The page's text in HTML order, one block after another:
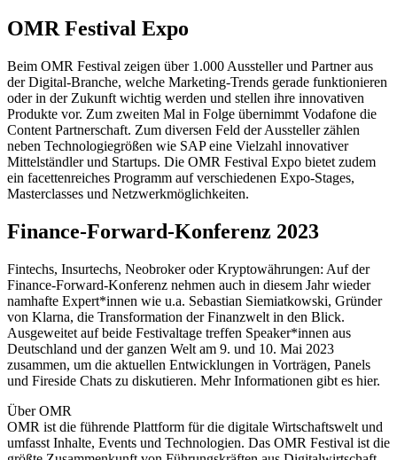
OMR Festival Expo
Beim OMR Festival zeigen über 1.000 Aussteller und Partner aus
der Digital-Branche, welche Marketing-Trends gerade funktionieren
oder in der Zukunft wichtig werden und stellen ihre innovativen
Produkte vor. Zum zweiten Mal in Folge übernimmt Vodafone die
Content Partnerschaft. Zum diversen Feld der Aussteller zählen
neben Technologiegrößen wie SAP eine Vielzahl innovativer
Mittelständler und Startups. Die OMR Festival Expo bietet zudem
ein facettenreiches Programm auf verschiedenen Expo-Stages,
Masterclasses und Netzwerkmöglichkeiten.
Finance-Forward-Konferenz 2023
Fintechs, Insurtechs, Neobroker oder Kryptowährungen: Auf der
Finance-Forward-Konferenz nehmen auch in diesem Jahr wieder
namhafte Expert*innen wie u.a. Sebastian Siemiatkowski, Gründer
von Klarna, die Transformation der Finanzwelt in den Blick.
Ausgeweitet auf beide Festivaltage treffen Speaker*innen aus
Deutschland und der ganzen Welt am 9. und 10. Mai 2023
zusammen, um die aktuellen Entwicklungen in Vorträgen, Panels
und Fireside Chats zu diskutieren. Mehr Informationen gibt es hier.
Über OMR
OMR ist die führende Plattform für die digitale Wirtschaftswelt und
umfasst Inhalte, Events und Technologien. Das OMR Festival ist die